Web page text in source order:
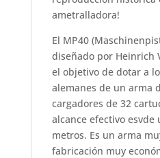
ametralladora!
El MP40
diseñado por Heinrich
el objetivo de dotar a
alemanes de un arma
cargadores de 32
alcance efectivo esvde
metros. Es un arma
fabricación muy